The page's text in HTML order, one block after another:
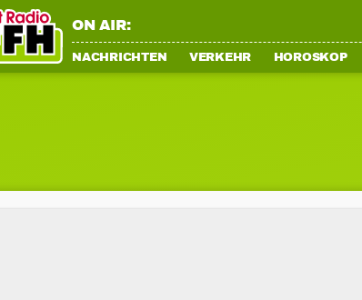
ON AIR:
NACHRICHTEN VERKEHR HOROSKOP